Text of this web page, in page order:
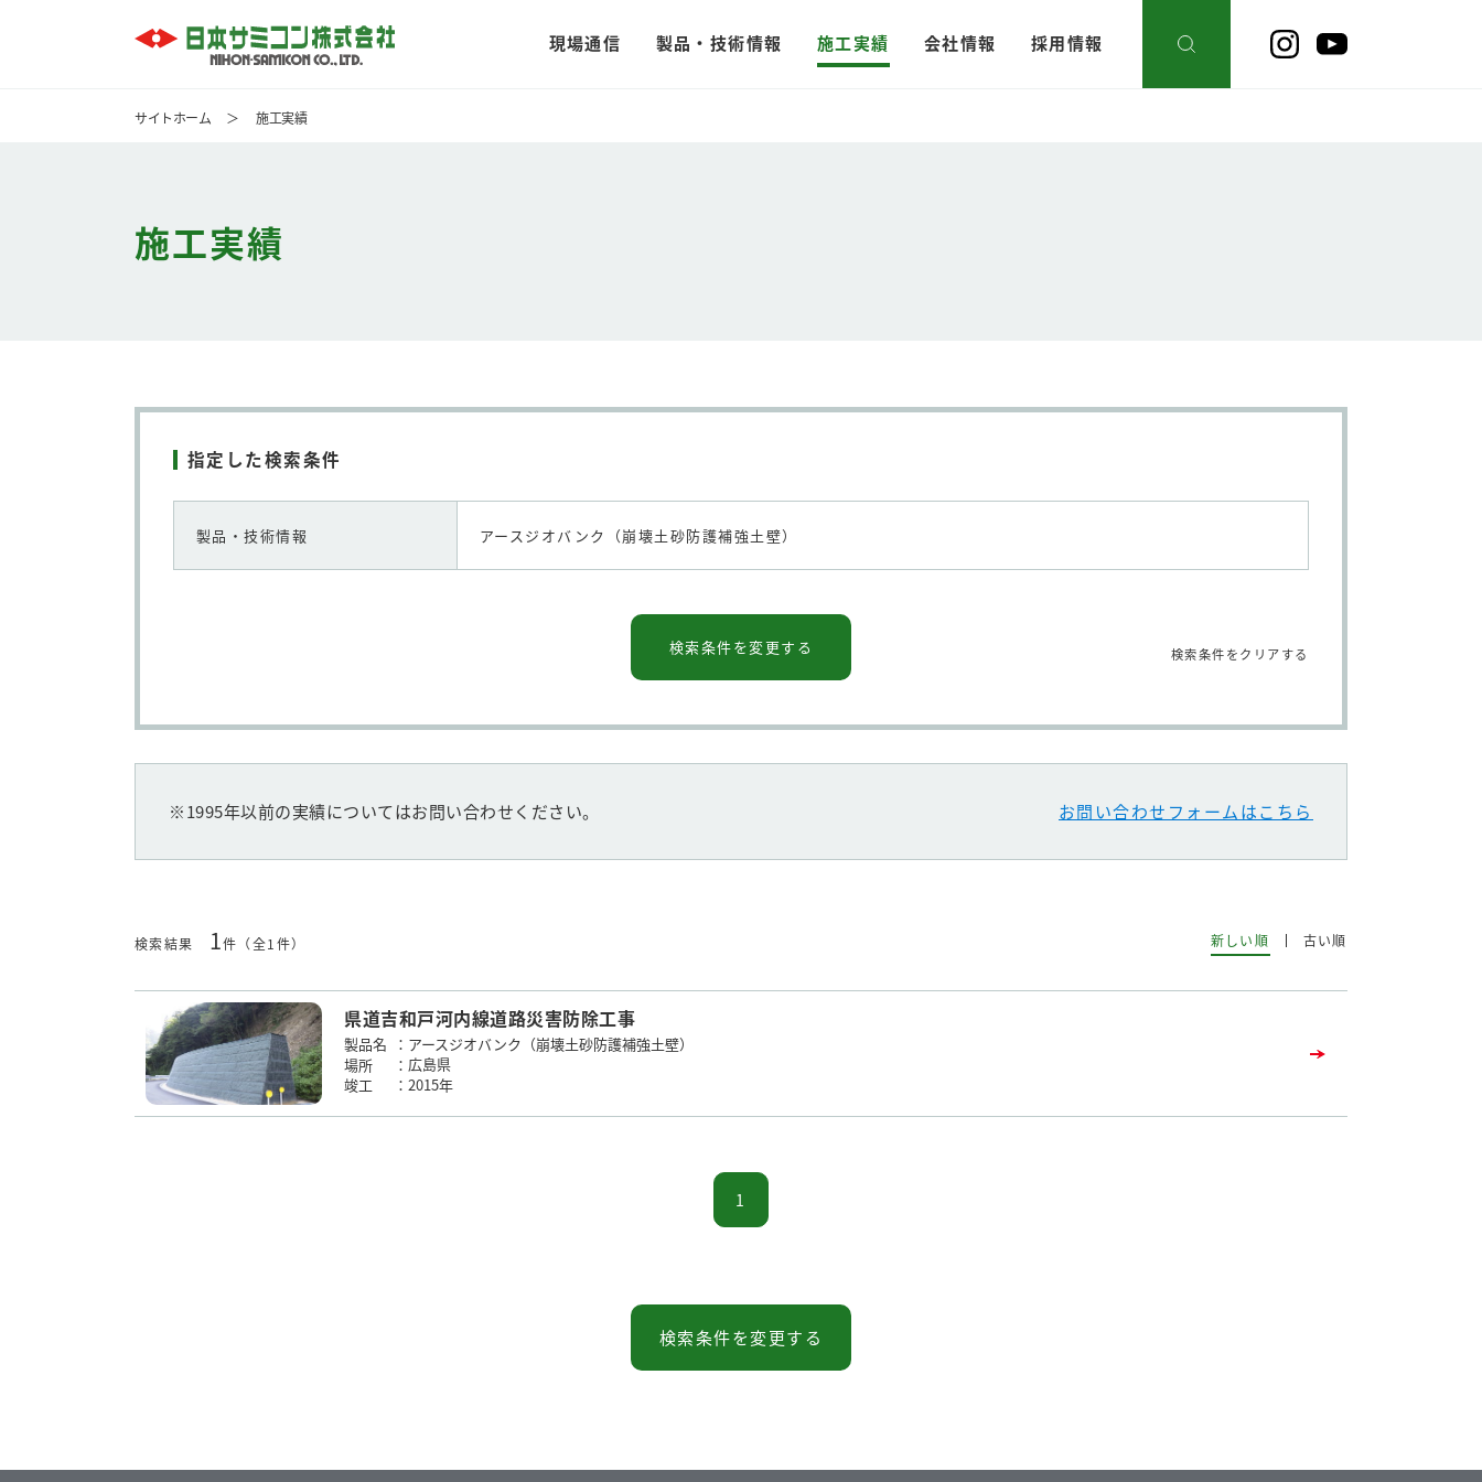
現場通信 製品・技術情報 施工実績 会社情報 採用情報
サイトホーム ＞ 施工実績
施工実績
指定した検索条件
製品・技術情報 アースジオバンク（崩壊土砂防護補強土壁）
検索条件を変更する 検索条件をクリアする
※1995年以前の実績についてはお問い合わせください。 お問い合わせフォームはこちら
検索結果 1件（全1件） 新しい順 古い順
県道吉和戸河内線道路災害防除工事
製品名 ： アースジオバンク（崩壊土砂防護補強土壁）
場所
： 広島県
竣工
：2015年
1
検索条件を変更する